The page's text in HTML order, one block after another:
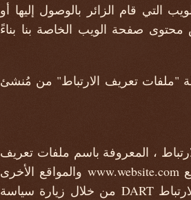
التي قام الزائر بالوصول إليها أو
صفحة الويب الخاصة بنا بناءً
"ملفات تعريف الارتباط" من مُنشئ
، المعروفة باسم ملفات تعريف
الارتباط DART ، لعرض الإعلانات على زوار موقعنا بناءً على زيارتهم لموقع www.website.com والمواقع الأخرى
على الإنترنت. ومع ذلك ، قد يختار الزوار رفض استخدام ملفات تعريف الارتباط DART من خلال زيارة سياسة